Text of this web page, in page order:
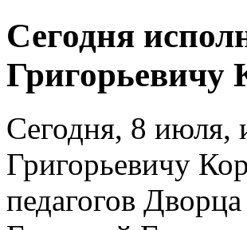
Сегодня
Григорьевичу
Сегодня, 8 июля,
Григорьевичу
педагогов